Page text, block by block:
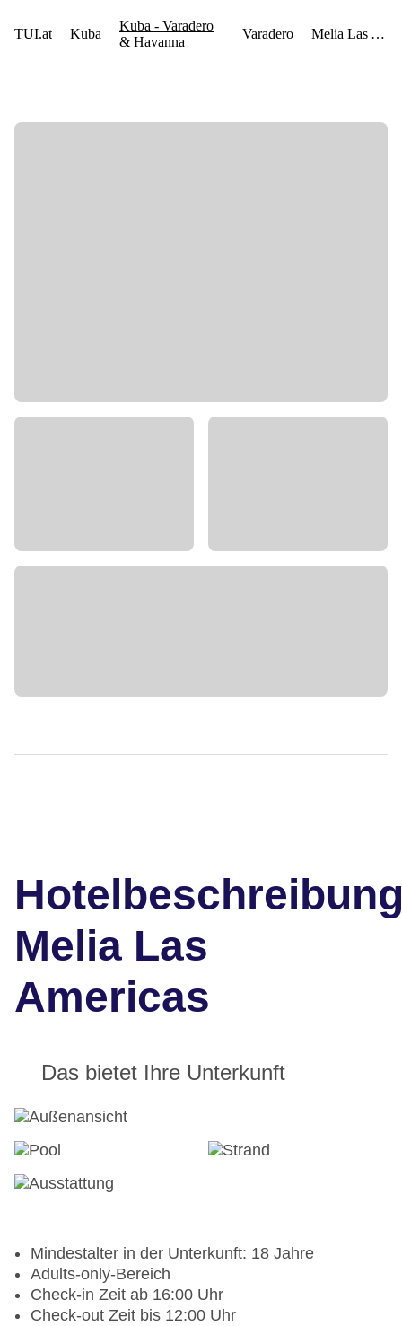
Melia Las
Americas
Das bietet Ihre Unterkunft
Mindestalter in der Unterkunft: 18 Jahre
Adults-only-Bereich
Check-in Zeit ab 16:00 Uhr
Check-out Zeit bis 12:00 Uhr